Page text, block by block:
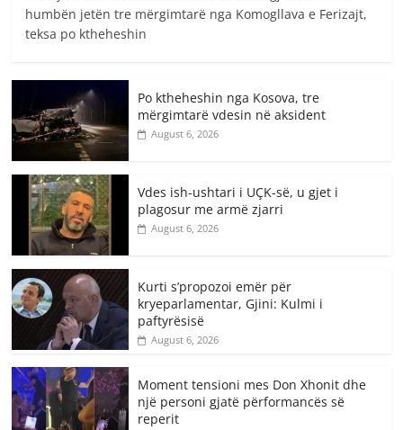
humbën jetën tre mërgimtarë nga Komogllava e Ferizajt,
teksa po ktheheshin
Po ktheheshin nga Kosova, tre
mërgimtarë vdesin në aksident
August 6, 2026
Vdes ish-ushtari i UÇK-së, u gjet i
plagosur me armë zjarri
August 6, 2026
Kurti s’propozoi emër për
kryeparlamentar, Gjini: Kulmi i
paftyrësisë
August 6, 2026
Moment tensioni mes Don Xhonit dhe
një personi gjatë përformancës së
reperit